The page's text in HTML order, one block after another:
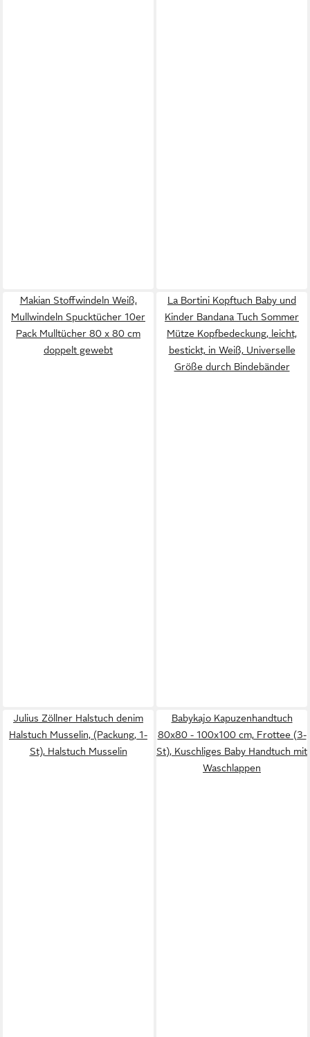
Makian Stoffwindeln Weiß,
Mullwindeln Spucktücher 10er
Pack Mulltücher 80 x 80 cm
doppelt gewebt
La Bortini Kopftuch Baby und
Kinder Bandana Tuch Sommer
Mütze Kopfbedeckung, leicht,
bestickt, in Weiß, Universelle
Größe durch Bindebänder
Julius Zöllner Halstuch denim
Halstuch Musselin, (Packung, 1-
St), Halstuch Musselin
Babykajo Kapuzenhandtuch
80x80 - 100x100 cm, Frottee (3-
St), Kuschliges Baby Handtuch mit
Waschlappen